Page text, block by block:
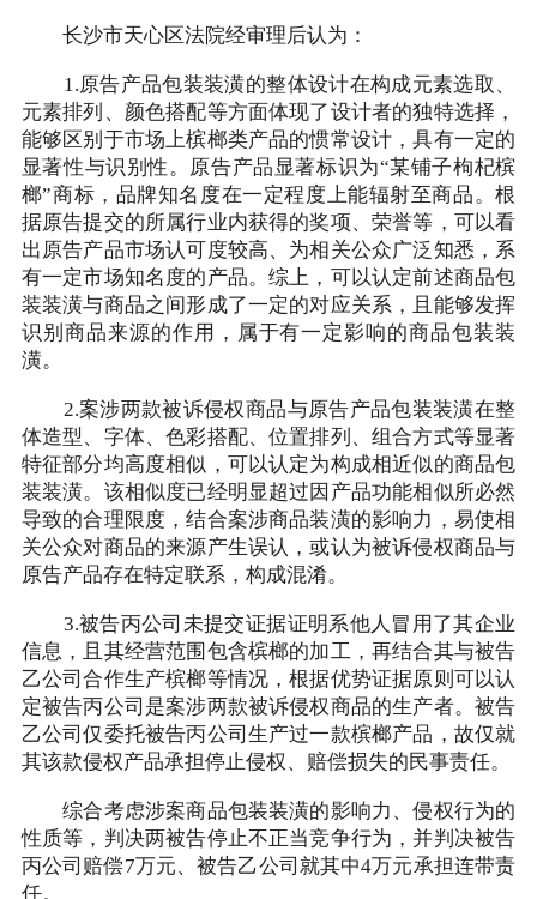
长沙市天心区法院经审理后认为：
1.原告产品包装装潢的整体设计在构成元素选取、
元素排列、颜色搭配等方面体现了设计者的独特选择，
能够区别于市场上槟榔类产品的惯常设计，具有一定的
显著性与识别性。原告产品显著标识为“某铺子枸杞槟
榔”商标，品牌知名度在一定程度上能辐射至商品。根
据原告提交的所属行业内获得的奖项、荣誉等，可以看
出原告产品市场认可度较高、为相关公众广泛知悉，系
有一定市场知名度的产品。综上，可以认定前述商品包
装装潢与商品之间形成了一定的对应关系，且能够发挥
识别商品来源的作用，属于有一定影响的商品包装装
潢。
2.案涉两款被诉侵权商品与原告产品包装装潢在整
体造型、字体、色彩搭配、位置排列、组合方式等显著
特征部分均高度相似，可以认定为构成相近似的商品包
装装潢。该相似度已经明显超过因产品功能相似所必然
导致的合理限度，结合案涉商品装潢的影响力，易使相
关公众对商品的来源产生误认，或认为被诉侵权商品与
原告产品存在特定联系，构成混淆。
3.被告丙公司未提交证据证明系他人冒用了其企业
信息，且其经营范围包含槟榔的加工，再结合其与被告
乙公司合作生产槟榔等情况，根据优势证据原则可以认
定被告丙公司是案涉两款被诉侵权商品的生产者。被告
乙公司仅委托被告丙公司生产过一款槟榔产品，故仅就
其该款侵权产品承担停止侵权、赔偿损失的民事责任。
综合考虑涉案商品包装装潢的影响力、侵权行为的
性质等，判决两被告停止不正当竞争行为，并判决被告
丙公司赔偿7万元、被告乙公司就其中4万元承担连带责
任。